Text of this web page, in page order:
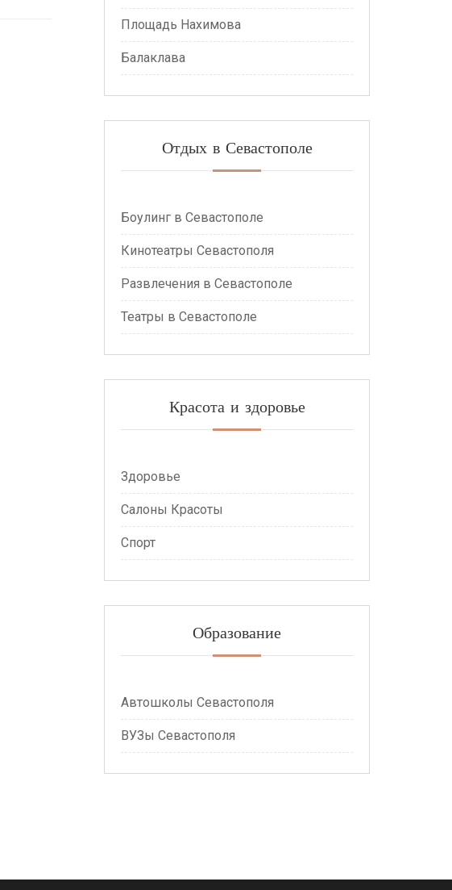
Площадь Нахимова
Балаклава
Отдых в Севастополе
Боулинг в Севастополе
Кинотеатры Севастополя
Развлечения в Севастополе
Театры в Севастополе
Красота и здоровье
Здоровье
Салоны Красоты
Спорт
Образование
Автошколы Севастополя
ВУЗы Севастополя